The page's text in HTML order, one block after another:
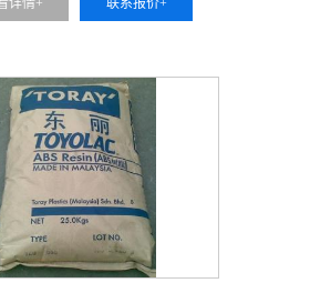
详情+ 联系报价+